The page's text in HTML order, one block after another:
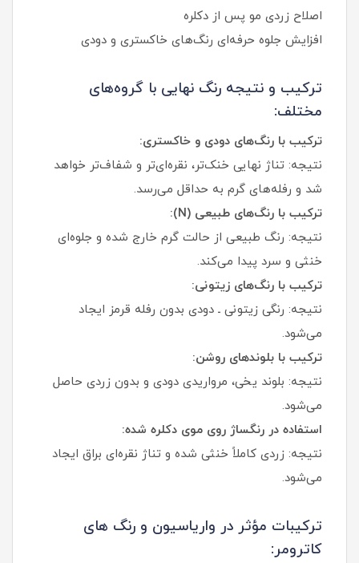
اصلاح زردی مو پس از دکلره
افزایش جلوه حرفه‌ای رنگ‌های خاکستری و دودی
ترکیب و نتیجه رنگ نهایی با گروه‌های
مختلف:
ترکیب با رنگ‌های دودی و خاکستری:
نتیجه: تناژ نهایی خنک‌تر، نقره‌ای‌تر و شفاف‌تر خواهد
شد و رفله‌های گرم به حداقل می‌رسد.
ترکیب با رنگ‌های طبیعی (N):
نتیجه: رنگ طبیعی از حالت گرم خارج شده و جلوه‌ای
خنثی و سرد پیدا می‌کند.
ترکیب با رنگ‌های زیتونی:
نتیجه: رنگی زیتونی ـ دودی بدون رفله قرمز ایجاد
می‌شود.
ترکیب با بلوندهای روشن:
نتیجه: بلوند یخی، مرواریدی دودی و بدون زردی حاصل
می‌شود.
استفاده در رنگساژ روی موی دکلره شده:
نتیجه: زردی کاملاً خنثی شده و تناژ نقره‌ای براق ایجاد
می‌شود.
ترکیبات مؤثر در واریاسیون و رنگ های
کاترومر: